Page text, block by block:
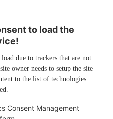
to load the
due to trackers that are not
owner needs to setup the site
to the list of technologies
Consent Management